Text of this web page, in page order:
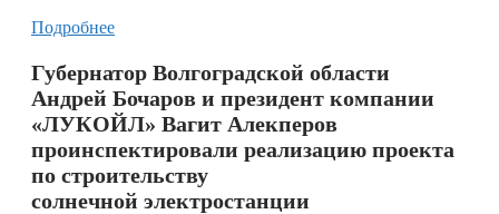
Подробнее
Губернатор Волгоградской области
Андрей Бочаров и президент компании
«ЛУКОЙЛ» Вагит Алекперов
проинспектировали реализацию проекта
по строительству
солнечной электростанции